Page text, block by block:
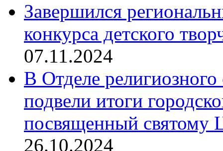
Завершился
конкурса детского
07.11.2024
В Отделе религиозного
подвели итоги
посвященный святому
26.10.2024